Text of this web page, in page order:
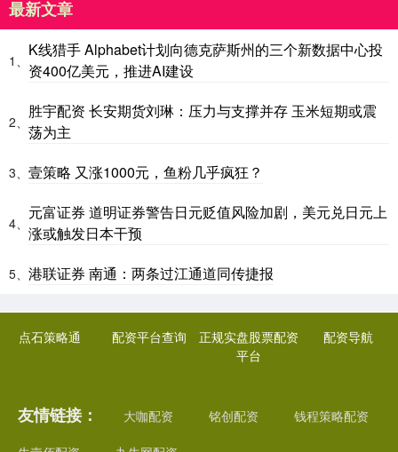
最新文章
1、
K线猎手 Alphabet计划向德克萨斯州的三个新数据中心投
资400亿美元，推进AI建设
2、
胜宇配资 长安期货刘琳：压力与支撑并存 玉米短期或震
荡为主
3、 壹策略 又涨1000元，鱼粉几乎疯狂？
4、
元富证券 道明证券警告日元贬值风险加剧，美元兑日元上
涨或触发日本干预
5、 港联证券 南通：两条过江通道同传捷报
点石策略通 配资平台查询
正规实盘股票配资
平台
配资导航
友情链接： 大咖配资 铭创配资 钱程策略配资